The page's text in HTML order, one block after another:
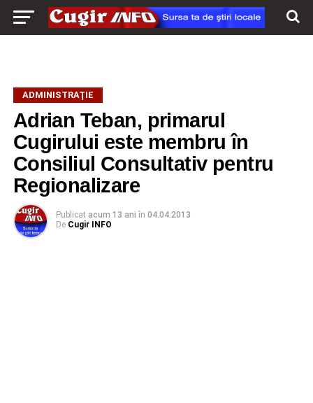
ADMINISTRAŢIE
Adrian Teban, primarul
Cugirului este membru în
Consiliul Consultativ pentru
Regionalizare
Publicat acum 13 ani în 04.04.2013
De Cugir INFO